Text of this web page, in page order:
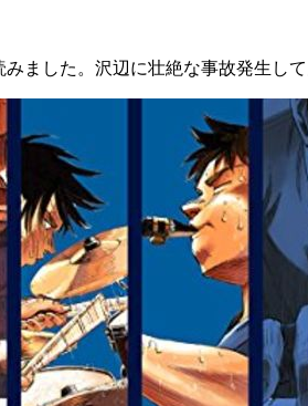
ました。沢辺に壮絶な事故発生し